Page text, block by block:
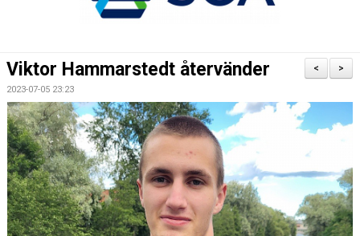
KALENDER
DOKUMENT
MATCHER
INTRESSEANMÄLAN
LÄNKAR
>
<
Viktor Hammarstedt återvänder
2023-07-05 23:23